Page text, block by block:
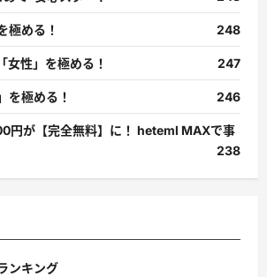
極める！ 248
女性」を極める！ 247
を極める！ 246
円が【完全無料】に！ heteml MAXで事
238
ンキング